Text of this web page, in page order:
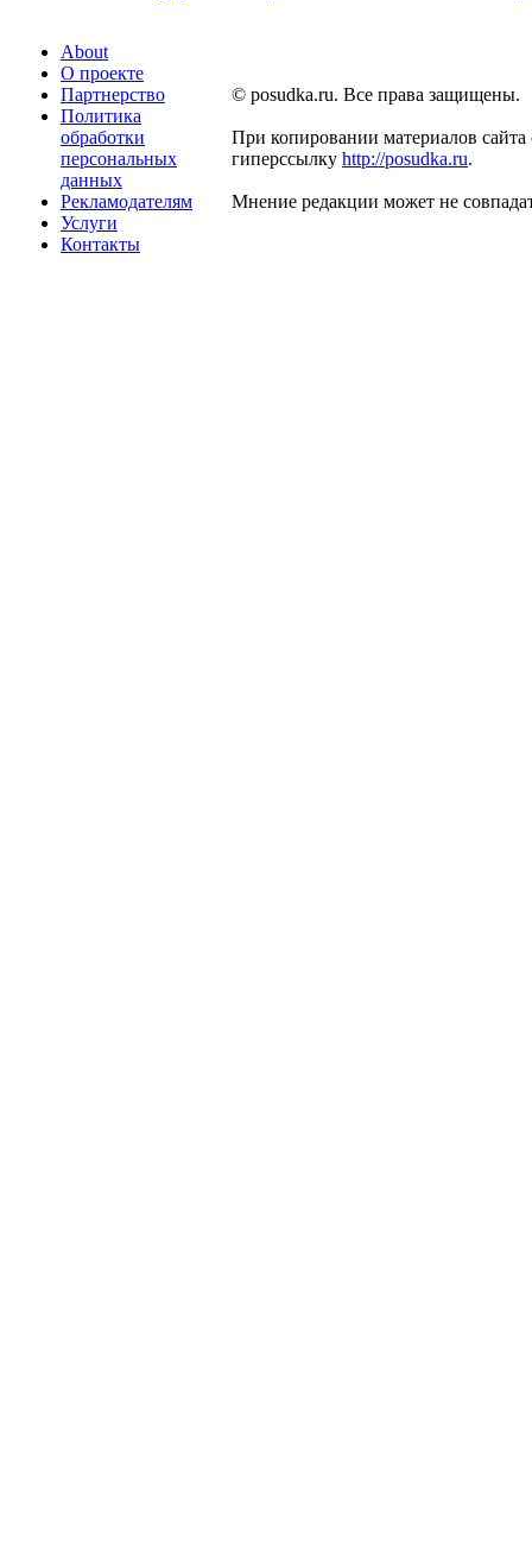
About
О проекте
Партнерство
Политика
обработки
персональных
данных
Рекламодателям
Услуги
Контакты
© posudka.ru. Все права защищены.
При копировании материалов сайта
гиперссылку http://posudka.ru.
Мнение редакции может не